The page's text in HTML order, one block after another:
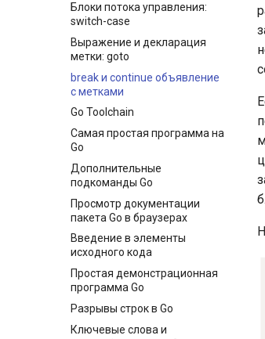
Блоки потока управления:
switch-case
Выражение и декларация
метки: goto
break и continue объявление
с метками
Go Toolchain
Самая простая программа на
Go
Дополнительные
подкоманды Go
Просмотр документации
пакета Go в браузерах
Введение в элементы
исходного кода
Простая демонстрационная
программа Go
Разрывы строк в Go
Ключевые слова и